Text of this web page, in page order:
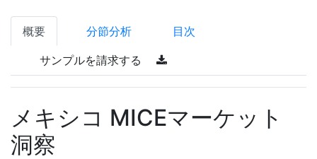
概要 分節分析 目次
サンプルを請求する
メキシコ MICEマーケット
洞察